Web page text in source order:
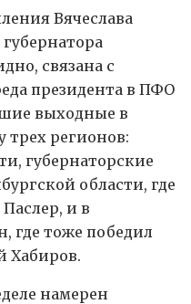
Вячеслава
связана с
президента в ПФО
выходные в
трех регионов:
губернаторские
области, где
и в
где тоже победил
Хабиров.
намерен